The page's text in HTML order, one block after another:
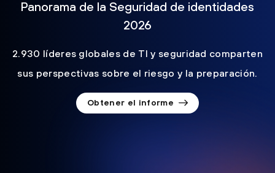
Panorama de la Seguridad de identidades
2026
2.930 líderes globales de TI y seguridad comparten
sus perspectivas sobre el riesgo y la preparación.
Obtener el informe